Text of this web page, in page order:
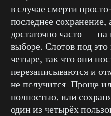
в случае смерти
последнее сохранение,
достаточно часто —
выборе. Слотов под это
четыре, так что они
перезаписываются и
не получится. Проще
полностью, или
один из четырёх